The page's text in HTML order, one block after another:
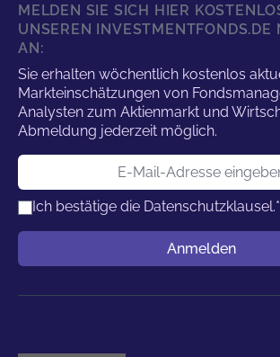
MELDEN SIE SICH HIER
UNSEREN INVESTMENTFONDS.DE
AN:
Sie erhalten wöchentlich kostenlos
Markteinschätzungen von
Analysten zum Aktienmarkt und
Abmeldung jederzeit möglich.
E-Mail-Adresse
Ich bestätige die Datenschutzklausel.*
Anmelden